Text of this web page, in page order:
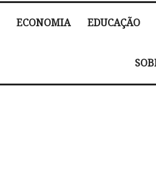
ECONOMIA EDUCAÇÃO